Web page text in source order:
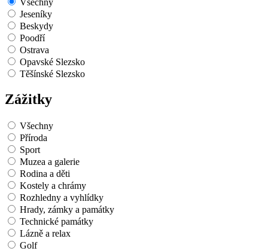
Jeseníky
Beskydy
Poodří
Ostrava
Opavské Slezsko
Těšínské Slezsko
Zážitky
Všechny
Příroda
Sport
Muzea a galerie
Rodina a děti
Kostely a chrámy
Rozhledny a vyhlídky
Hrady, zámky a památky
Technické památky
Lázně a relax
Golf